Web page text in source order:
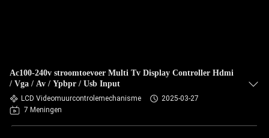
Ac100-240v stroomtoevoer Multi Tv Display Controller Hdmi
/ Vga / Av / Ypbpr / Usb Input
LCD Videomuurcontrolemechanisme
2025-03-27
7 Meningen